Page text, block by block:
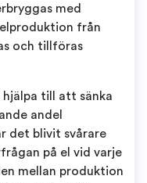
med
från
och tillföras
hjälpa till att sänka
andel
det blivit svårare
på el vid varje
mellan produktion